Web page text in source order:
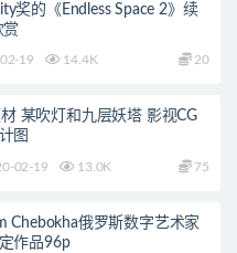
奖的《Endless Space 2》续
赏
19 14.4K 20
某吹灯和九层妖塔 影视CG
图
02-19 13.0K 75
Chebokha俄罗斯数字艺术家
作品96p